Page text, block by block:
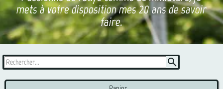
mets à votre disposition mes 20 ans de savoir
faire.
search